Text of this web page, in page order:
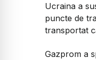
Ucraina a
puncte de
transportat
Gazprom a